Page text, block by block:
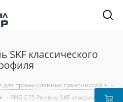
SKF классического
для промышленных трансмиссий
-
- PHG C75 Ремень SKF классического